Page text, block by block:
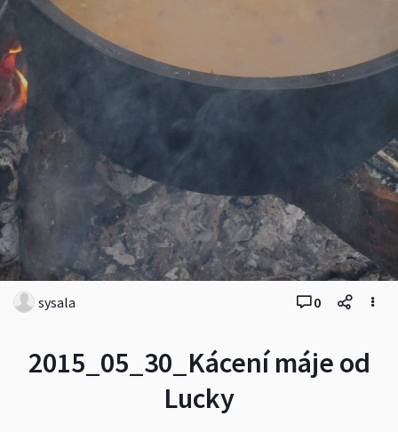
2015_05_30_Kácení máje od
Lucky
sysala 0